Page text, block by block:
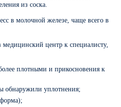
из соска.
в молочной железе, чаще всего в
центр к специалисту,
плотными и прикосновения к
обнаружили уплотнения;